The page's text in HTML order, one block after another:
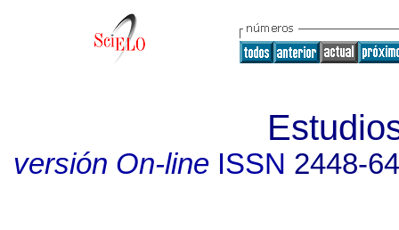
versión On-lineISSN 2448-